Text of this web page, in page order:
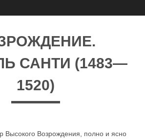
САНТИ (1483—
1520)
Возрождения, полно и ясно